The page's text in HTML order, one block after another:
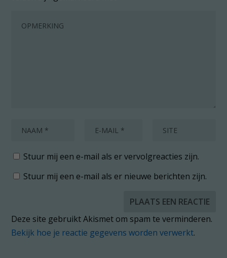
Stuur mij een e-mail als er vervolgreacties zijn.
Stuur mij een e-mail als er nieuwe berichten zijn.
Deze site gebruikt Akismet om spam te verminderen.
Bekijk hoe je reactie gegevens worden verwerkt.